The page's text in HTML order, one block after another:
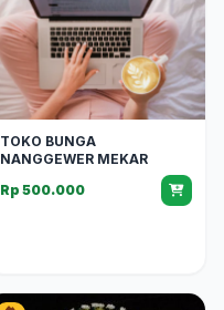
TOKO BUNGA
NANGGEWER MEKAR
Rp 500.000